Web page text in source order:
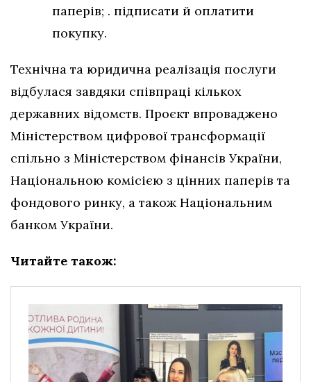
паперів; . підписати й оплатити
покупку.
Технічна та юридична реалізація послуги
відбулася завдяки співпраці кількох
державних відомств. Проєкт впроваджено
Міністерством цифрової трансформації
спільно з Міністерством фінансів України,
Національною комісією з цінних паперів та
фондового ринку, а також Національним
банком України.
Читайте також: